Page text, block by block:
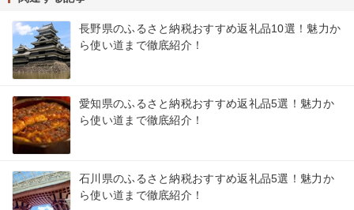
長野県のふるさと納税おすすめ返礼品10選！魅力か
ら使い道まで徹底紹介！
愛知県のふるさと納税おすすめ返礼品5選！魅力か
ら使い道まで徹底紹介！
石川県のふるさと納税おすすめ返礼品5選！魅力か
ら使い道まで徹底紹介！